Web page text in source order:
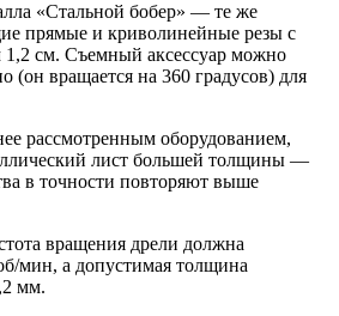
«Стальной бобер» — те же
прямые и криволинейные резы с
см. Съемный аксессуар можно
(он вращается на 360 градусов) для
рассмотренным оборудованием,
лист большей толщины —
в точности повторяют выше
вращения дрели должна
мин, а допустимая толщина
мм.